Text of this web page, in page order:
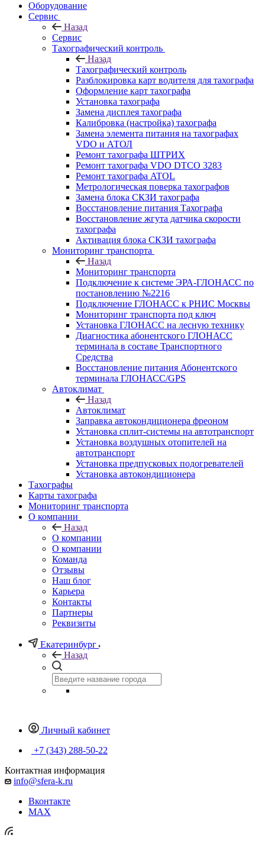
Оборудование
Сервис
Назад
Сервис
Тахографический контроль
Назад
Тахографический контроль
Разблокировка карт водителя для тахографа
Оформление карт тахографа
Установка тахографа
Замена дисплея тахографа
Калибровка (настройка) тахографа
Замена элемента питания на тахографах
VDO и АТОЛ
Ремонт тахографа ШТРИХ
Ремонт тахографа VDO DTCO 3283
Ремонт тахографа ATOL
Метрологическая поверка тахографов
Замена блока СКЗИ тахографа
Восстановление питания Тахографа
Восстановление жгута датчика скорости
тахографа
Активация блока СКЗИ тахографа
Мониторинг транспорта
Назад
Мониторинг транспорта
Подключение к системе ЭРА-ГЛОНАСС по
постановлению №2216
Подключение ГЛОНАСС к РНИС Москвы
Мониторинг транспорта под ключ
Установка ГЛОНАСС на лесную технику
Диагностика абонентского ГЛОНАСС
терминала в составе Транспортного
Средства
Восстановление питания Абонентского
терминала ГЛОНАСС/GPS
Автоклимат
Назад
Автоклимат
Заправка автокондиционера фреоном
Установка сплит-системы на автотранспорт
Установка воздушных отопителей на
автотранспорт
Установка предпусковых подогревателей
Установка автокондиционера
Тахографы
Карты тахографа
Мониторинг транспорта
О компании
Назад
О компании
О компании
Команда
Отзывы
Наш блог
Карьера
Контакты
Партнеры
Реквизиты
Екатеринбург
Назад
Личный кабинет
+7 (343) 288-50-22
Контактная информация
info@sfera-k.ru
Вконтакте
MAX